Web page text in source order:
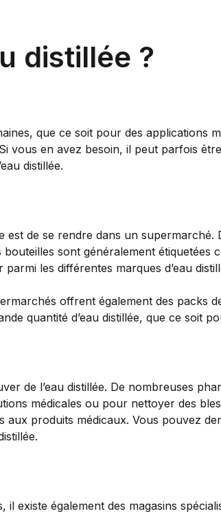
distillée ?
que ce soit pour des
vous en avez besoin, il peut parfois
distillée.
est de se rendre dans un
sont généralement étiquetées
les différentes marques d’eau
offrent également des packs
quantité d’eau distillée, que ce soit
de l’eau distillée. De nombreuses
médicales ou pour nettoyer des
aux produits médicaux. Vous pouvez
existe également des magasins